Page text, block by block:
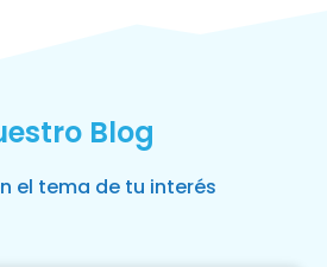
Blog
el tema de tu interés